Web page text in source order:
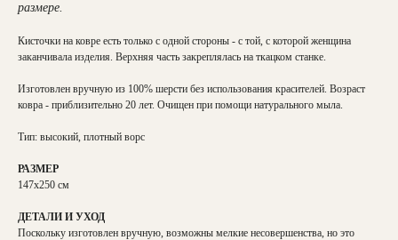
размере.
Кисточки на ковре есть только с одной стороны - с той, с которой женщина
заканчивала изделия. Верхняя часть закреплялась на ткацком станке.
Изготовлен вручную из 100% шерсти без использования красителей. Возраст
ковра - приблизительно 20 лет. Очищен при помощи натурального мыла.
Тип: высокий, плотный ворс
РАЗМЕР
147х250 см
ДЕТАЛИ И УХОД
Поскольку изготовлен вручную, возможны мелкие несовершенства, но это